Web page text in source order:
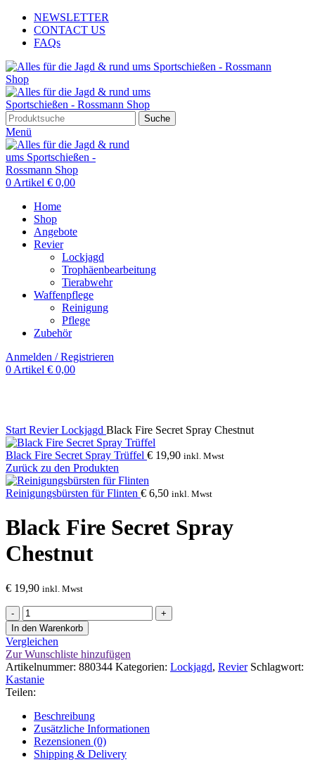
NEWSLETTER
CONTACT US
FAQs
Suche
Menü
0 Artikel € 0,00
Home
Shop
Angebote
Revier
Lockjagd
Trophäenbearbeitung
Tierabwehr
Waffenpflege
Reinigung
Pflege
Zubehör
Anmelden / Registrieren
0 Artikel € 0,00
Start RevierLockjagd Black Fire Secret Spray Chestnut
Black Fire Secret Spray Trüffel € 19,90 inkl. Mwst
Zurück zu den Produkten
Reinigungsbürsten für Flinten € 6,50 inkl. Mwst
Black Fire Secret Spray
Chestnut
€ 19,90 inkl. Mwst
Black
Fire
Secret
Spray
Chestnut
Menge
In den Warenkorb
Vergleichen
Zur Wunschliste hinzufügen
Artikelnummer: 880344 Kategorien: Lockjagd, Revier Schlagwort:
Kastanie
Teilen:
Beschreibung
Zusätzliche Informationen
Rezensionen (0)
Shipping & Delivery